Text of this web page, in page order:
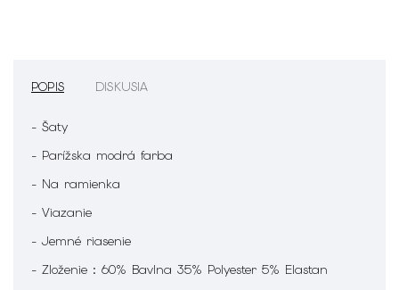
POPIS DISKUSIA
- Šaty
- Parížska modrá farba
- Na ramienka
- Viazanie
- Jemné riasenie
- Zloženie : 60% Bavlna 35% Polyester 5% Elastan